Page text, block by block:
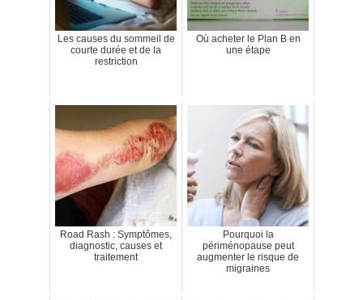
Les causes du sommeil de
courte durée et de la
restriction
Où acheter le Plan B en
une étape
Road Rash : Symptômes,
diagnostic, causes et
traitement
Pourquoi la
périménopause peut
augmenter le risque de
migraines